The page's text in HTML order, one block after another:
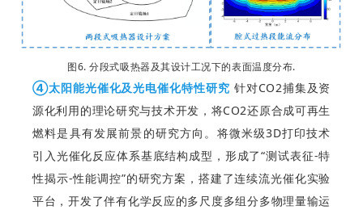
图6. 分段式吸热器及其设计工况下的表面温度分布.
④太阳能光催化及光电催化特性研究 针对CO2捕集及资
源化利用的理论研究与技术开发，将CO2还原合成可再生
燃料是具有发展前景的研究方向。将微米级3D打印技术
引入光催化反应体系基底结构成型，形成了“测试表征-特
性揭示-性能调控”的研究方案，搭建了连续流光催化实验
平台，开发了伴有化学反应的多尺度多组分多物理量输运